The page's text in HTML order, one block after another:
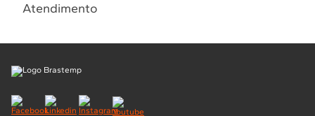
Atendimento